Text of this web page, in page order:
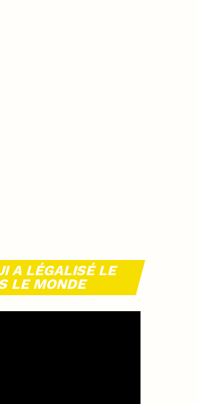
A LÉGALISÉ LE
LE MONDE